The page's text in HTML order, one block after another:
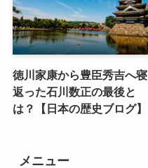
徳川家康から豊臣秀吉へ寝
返った石川数正の最後と
は？【日本の歴史ブログ】
メニュー